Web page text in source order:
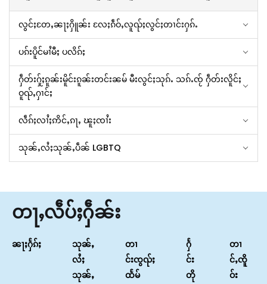
လွင်ႈတႄႇၼႃႈႁိူၼ်း လႄႈၵဵဝ်ႇလူၺ်ႈလွင်ႈတၢင်းႁၵ်ႉ
ပၵ်းပိူင်မၢႆမီႈ ပလိၵ်ႈ
ႁဵတ်းႁႂ်ႈၵူၼ်းမိူင်းၵူၼ်းတင်းၼမ် မီးလွင်ႈသုၵ်ႉ သၵ်ႉၸႂ် ႁဵတ်းလိူင်ႈ
ဝူၺ်ႇႁၢင်ႈ
လဵၵ်ႈလၢႆႈဢိင်ႇၵႃႇ ၽူႈၸၢႆး
သုၼ်ႇလႆႈသုၼ်ႇပဵၼ် LGBTQ
တႃႇလဵပ်ႈႁဵၼ်း
ၼႃႈႁႅၵ်ႈ
သုၼ်ႇ
လႆႈ
သုၼ်ႇ
တၢ
င်းၸွၺ်ႈ
ထႅမ်
ႁႅ
င်း
တို
တၢ
င်ႇၸိူ
ဝ်း